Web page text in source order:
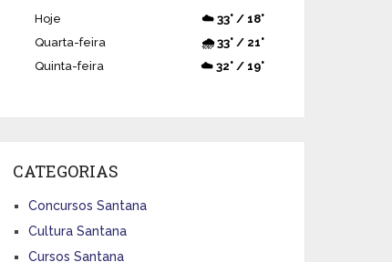
Hoje
☁️ 33° / 18°
Quarta-feira
🌧️ 33° / 21°
Quinta-feira
☁️ 32° / 19°
CATEGORIAS
Concursos Santana
Cultura Santana
Cursos Santana